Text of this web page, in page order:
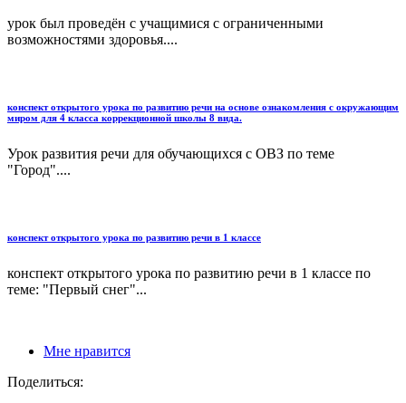
урок был проведён с учащимися с ограниченными
возможностями здоровья....
конспект открытого урока по развитию речи на основе ознакомления с окружающим
миром для 4 класса коррекционной школы 8 вида.
Урок развития речи для обучающихся с ОВЗ по теме
"Город"....
конспект открытого урока по развитию речи в 1 классе
конспект открытого урока по развитию речи в 1 классе по
теме: "Первый снег"...
Мне нравится
Поделиться: